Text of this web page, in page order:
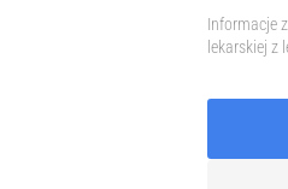
Informacje
lekarskiej z